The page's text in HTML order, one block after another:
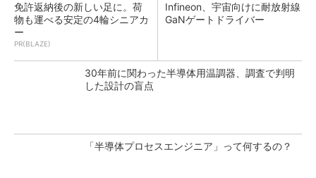
免許返納後の新しい足に。荷
物も運べる安定の4輪シニアカ
ー
PR(BLAZE)
Infineon、宇宙向けに耐放射線
GaNゲートドライバー
30年前に関わった半導体用温調器、調査で判明
した設計の盲点
「半導体プロセスエンジニア」って何するの？